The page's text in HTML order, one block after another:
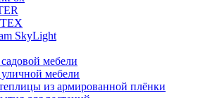
SkyLight
мебели
мебели
из армированной плёнки